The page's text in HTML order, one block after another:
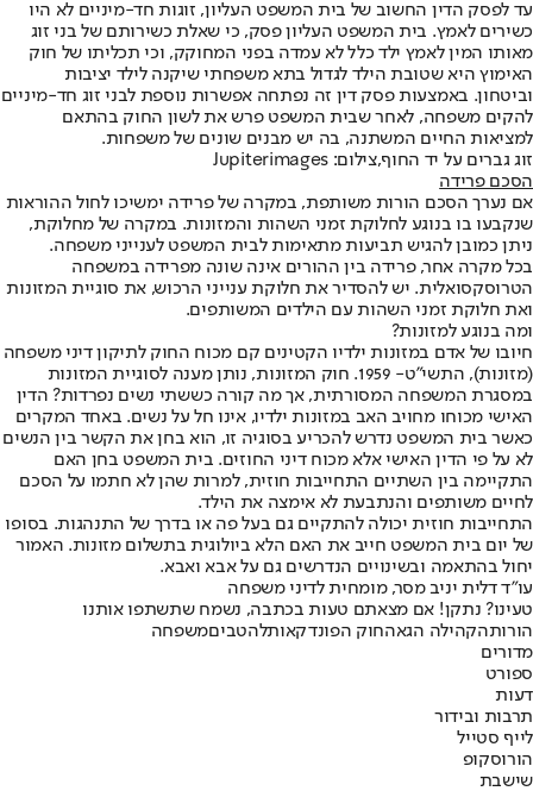
עד לפסק הדין החשוב של בית המשפט העליון, זוגות חד-מיניים לא היו
כשירים לאמץ. בית המשפט העליון פסק, כי שאלת כשירותם של בני זוג
מאותו המין לאמץ ילד כלל לא עמדה בפני המחוקק, וכי תכליתו של חוק
האימוץ היא שטובת הילד לגדול בתא משפחתי שיקנה לילד יציבות
וביטחון. באמצעות פסק דין זה נפתחה אפשרות נוספת לבני זוג חד-מיניים
להקים משפחה, לאחר שבית המשפט פרש את לשון החוק בהתאם
למציאות החיים המשתנה, בה יש מבנים שונים של משפחות.
זוג גברים על יד החוף,צילום: Jupiterimages
הסכם פרידה
אם נערך הסכם הורות משותפת, במקרה של פרידה ימשיכו לחול ההוראות
שנקבעו בו בנוגע לחלוקת זמני השהות והמזונות. במקרה של מחלוקת,
ניתן כמובן להגיש תביעות מתאימות לבית המשפט לענייני משפחה.
בכל מקרה אחר, פרידה בין ההורים אינה שונה מפרידה במשפחה
הטרוסקסואלית. יש להסדיר את חלוקת ענייני הרכוש, את סוגיית המזונות
ואת חלוקת זמני השהות עם הילדים המשותפים.
ומה בנוגע למזונות?
חיובו של אדם במזונות ילדיו הקטינים קם מכוח החוק לתיקון דיני משפחה
(מזונות), התשי"ט- 1959. חוק המזונות, נותן מענה לסוגיית המזונות
במסגרת המשפחה המסורתית, אך מה קורה כששתי נשים נפרדות? הדין
האישי מכוחו מחויב האב במזונות ילדיו, אינו חל על נשים. באחד המקרים
כאשר בית המשפט נדרש להכריע בסוגיה זו, הוא בחן את הקשר בין הנשים
לא על פי הדין האישי אלא מכוח דיני החוזים. בית המשפט בחן האם
התקיימה בין השתיים התחייבות חוזית, למרות שהן לא חתמו על הסכם
לחיים משותפים והנתבעת לא אימצה את הילד.
התחייבות חוזית יכולה להתקיים גם בעל פה או בדרך של התנהגות. בסופו
של יום בית המשפט חייב את האם הלא ביולוגית בתשלום מזונות. האמור
יחול בהתאמה ובשינויים הנדרשים גם על אבא ואבא.
עו"ד דלית יניב מסר, מומחית לדיני משפחה
טעינו? נתקן! אם מצאתם טעות בכתבה, נשמח שתשתפו אותנו
הורותהקהילה הגאהחוק הפונדקאותלהטביםמשפחה
מדורים
ספורט
דעות
תרבות ובידור
לייף סטייל
הורוסקופ
שישבת